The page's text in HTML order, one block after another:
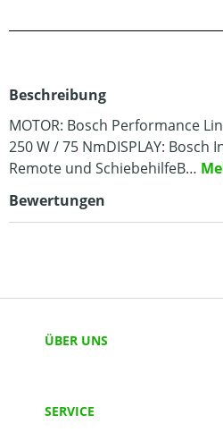
Beschreibung
MOTOR: Bosch Performance
250 W / 75 NmDISPLAY: Bosch
Remote und SchiebehilfeB…
Bewertungen
ÜBER UNS
SERVICE